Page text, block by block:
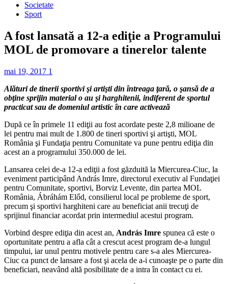
Societate
Sport
A fost lansată a 12-a ediţie a Programului
MOL de promovare a tinerelor talente
mai 19, 2017 1
Alături de tinerii sportivi şi artişti din întreaga ţară, o şansă de a
obţine sprijin material o au şi harghitenii, indiferent de sportul
practicat sau de domeniul artistic în care activează
După ce în primele 11 ediţii au fost acordate peste 2,8 milioane de
lei pentru mai mult de 1.800 de tineri sportivi şi artişti, MOL
România şi Fundaţia pentru Comunitate va pune pentru ediţia din
acest an a programului 350.000 de lei.
Lansarea celei de-a 12-a ediţii a fost găzduită la Miercurea-Ciuc, la
eveniment participând András Imre, directorul executiv al Fundaţiei
pentru Comunitate, sportivi, Borviz Levente, din partea MOL
România, Ábráhám Előd, consilierul local pe probleme de sport,
precum şi sportivi harghiteni care au beneficiat anii trecuţi de
sprijinul financiar acordat prin intermediul acestui program.
Vorbind despre ediţia din acest an, András Imre spunea că este o
oportunitate pentru a afla cât a crescut acest program de-a lungul
timpului, iar unul pentru motivele pentru care s-a ales Miercurea-
Ciuc ca punct de lansare a fost şi acela de a-i cunoaşte pe o parte din
beneficiari, neavând altă posibilitate de a intra în contact cu ei.